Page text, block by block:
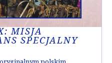
MISJA
SPECJALNY